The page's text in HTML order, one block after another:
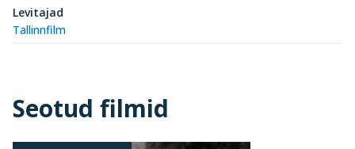
Levitajad
Tallinnfilm
Seotud filmid